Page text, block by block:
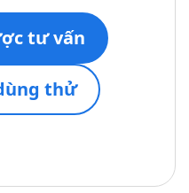
tư vấn
thử